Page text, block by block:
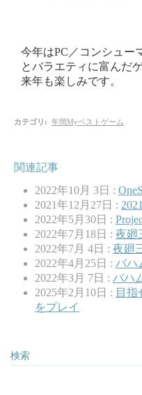
今年はPC／コンシュー
とバラエティに富んだ
来年も楽しみです。
カテゴリ : 年間Myベストゲーム
関連記事
2022年10月 3日 :
2021年12月27日 :
2022年5月30日 :
2022年7月18日 : 夜廻
2022年7月 4日 : 夜廻
2022年4月25日 : バハ
2022年3月 7日 : バハ
2025年2月10日 : 目指
をプレイ
検索